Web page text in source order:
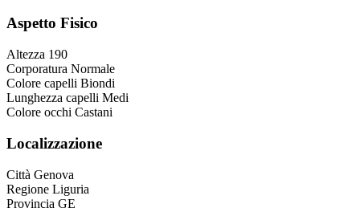
Aspetto Fisico
Altezza 190
Corporatura Normale
Colore capelli Biondi
Lunghezza capelli Medi
Colore occhi Castani
Localizzazione
Città Genova
Regione Liguria
Provincia GE